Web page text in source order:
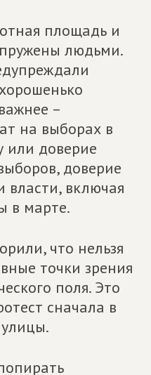
площадь и
людьми.
–
на выборах в
или доверие
доверие
власти, включая
в марте.
что нельзя
точки зрения
поля. Это
сначала в